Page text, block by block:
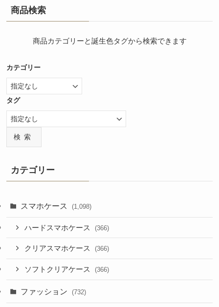
商品検索
商品カテゴリーと誕生色タグから検索できます
カテゴリー
タグ
検索
カテゴリー
スマホケース (1,098)
ハードスマホケース (366)
クリアスマホケース (366)
ソフトクリアケース (366)
ファッション (732)